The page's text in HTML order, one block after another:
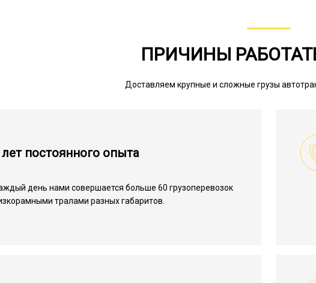
ПРИЧИНЫ
Доставляем крупные и сложные грузы
лет постоянного опыта
день нами совершается больше 60 грузоперевозок
тралами разных габаритов.